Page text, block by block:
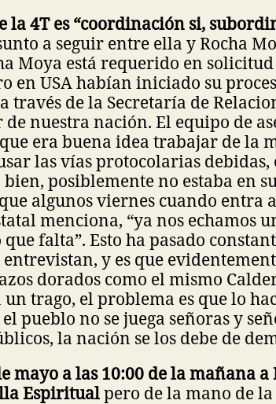
la 4T es “coordinación si,
a seguir entre ella y Rocha
Moya está requerido en
en USA habían iniciado su
través de la Secretaría de
nuestra nación. El equipo de
era buena idea trabajar de la
las vías protocolarias debidas,
posiblemente no estaba en
algunos viernes cuando entra
menciona, “ya nos echamos
falta”. Esto ha pasado
y es que
dorados como el mismo
trago, el problema es que lo
pueblo no se juega señoras y
la nación se los debe de
mayo a las 10:00 de la mañana
Espiritualpero de la mano de la